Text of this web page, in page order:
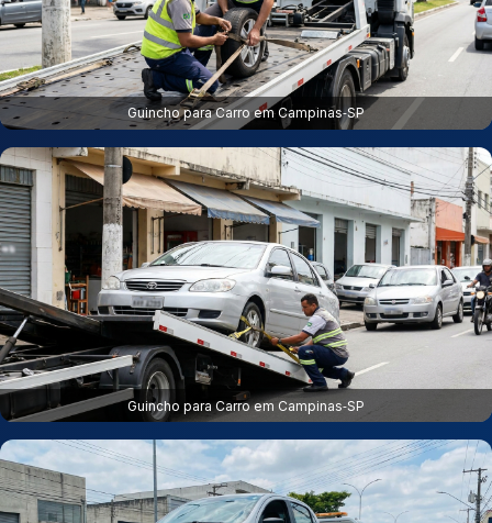
Guincho para Carro em Campinas‑SP
Guincho para Carro em Campinas‑SP